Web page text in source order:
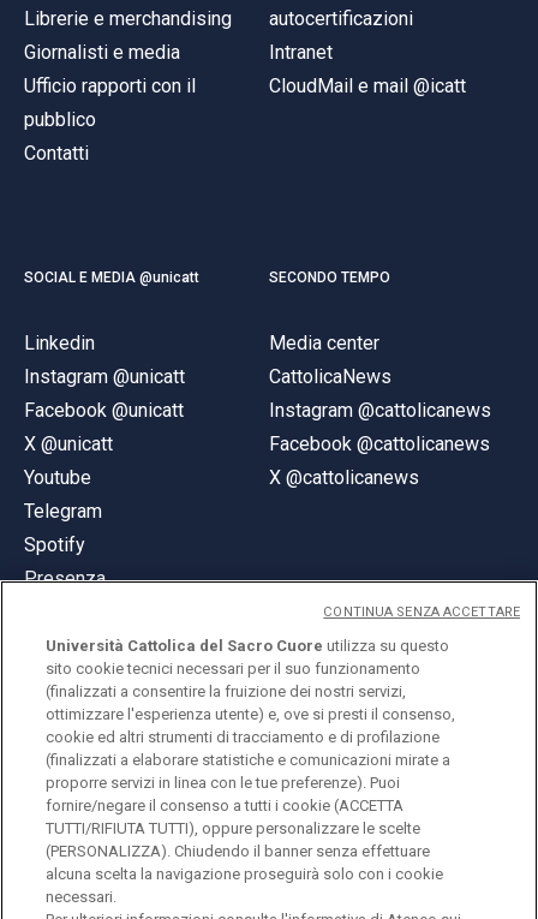
Librerie e merchandising
Giornalisti e media
Ufficio rapporti con il
pubblico
Contatti
autocertificazioni
Intranet
CloudMail e mail @icatt
SOCIAL E MEDIA @unicatt
Linkedin
Instagram @unicatt
Facebook @unicatt
X @unicatt
Youtube
Telegram
Spotify
Presenza
SECONDO TEMPO
Media center
CattolicaNews
Instagram @cattolicanews
Facebook @cattolicanews
X @cattolicanews
© Università Cattolica del Sacro Cuore
Largo A. Gemelli 1, 20123 Milano
PI 02133120150
ENGLISH
Università Cattolica del Sacro Cuore utilizza su questo
sito cookie tecnici necessari per il suo funzionamento
(finalizzati a consentire la fruizione dei nostri servizi,
ottimizzare l'esperienza utente) e, ove si presti il consenso,
cookie ed altri strumenti di tracciamento e di profilazione
(finalizzati a elaborare statistiche e comunicazioni mirate a
proporre servizi in linea con le tue preferenze). Puoi
fornire/negare il consenso a tutti i cookie (ACCETTA
TUTTI/RIFIUTA TUTTI), oppure personalizzare le scelte
(PERSONALIZZA). Chiudendo il banner senza effettuare
alcuna scelta la navigazione proseguirà solo con i cookie
necessari.
CONTINUA SENZA ACCETTARE